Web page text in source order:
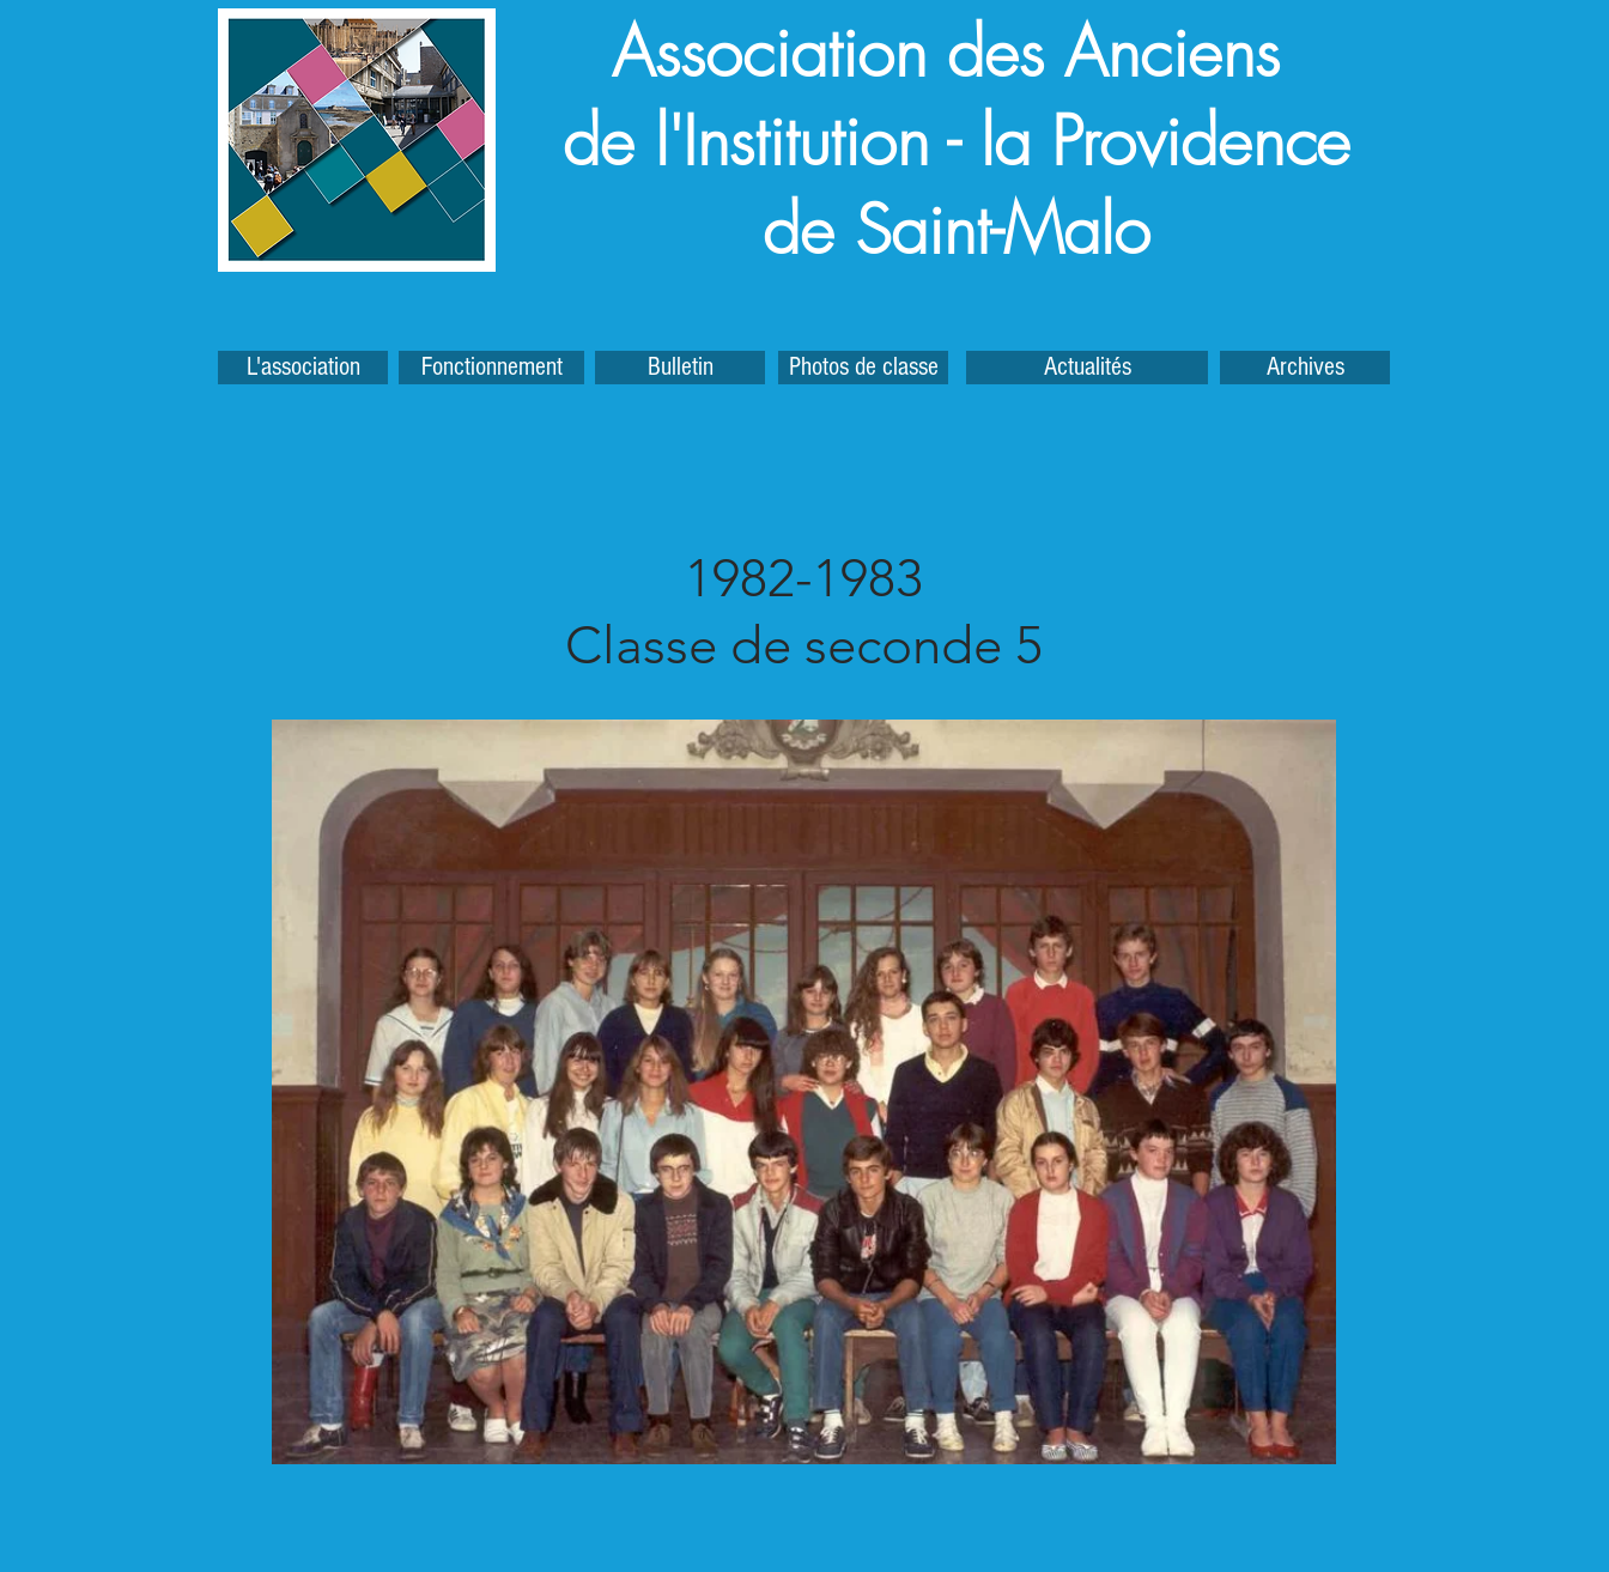
Association des Anciens
de l'Institution - la Providence
de Saint-Malo
L'association Fonctionnement Bulletin Photos de classe Actualités Archives
1982-1983
Classe de seconde 5